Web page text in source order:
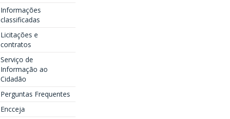
Informações
classificadas
Licitações e
contratos
Serviço de
Informação ao
Cidadão
Perguntas Frequentes
Encceja